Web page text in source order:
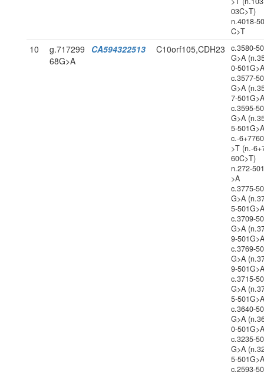
03C>T)
n.4018-
C>T
10
g.717299
68G>A
CA594322513 C10orf105,CDH23
c.3580-
G>A
0-
c.3577-
G>A
7-
c.3595-
G>A
5-
c.-
>T (n.-
60C>T)
n.272-
>A
c.3775-
G>A
5-
c.3709-
G>A
9-
c.3769-
G>A
9-
c.3715-
G>A
5-
c.3640-
G>A
0-
c.3235-
G>A
5-
c.2593-